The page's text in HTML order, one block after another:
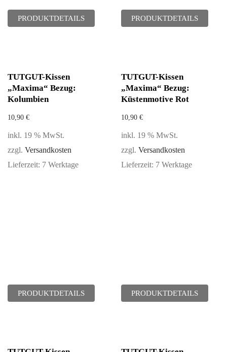
PRODUKTDETAILS PRODUKTDETAILS
TUTGUT-Kissen
„Maxima“ Bezug:
Kolumbien
10,90 €
inkl. 19 % MwSt.
zzgl. Versandkosten
Lieferzeit: 7 Werktage
PRODUKTDETAILS
TUTGUT-Kissen
„Maxima“ Bezug:
Küstenmotive Rot
10,90 €
inkl. 19 % MwSt.
zzgl. Versandkosten
Lieferzeit: 7 Werktage
PRODUKTDETAILS